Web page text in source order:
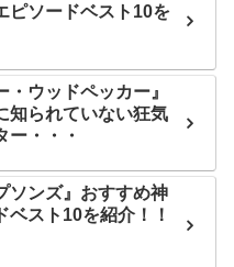
ピソードベスト10を
・ウッドペッカー』
知られていない狂気
ー・・・
ソンズ』おすすめ神
ベスト10を紹介！！